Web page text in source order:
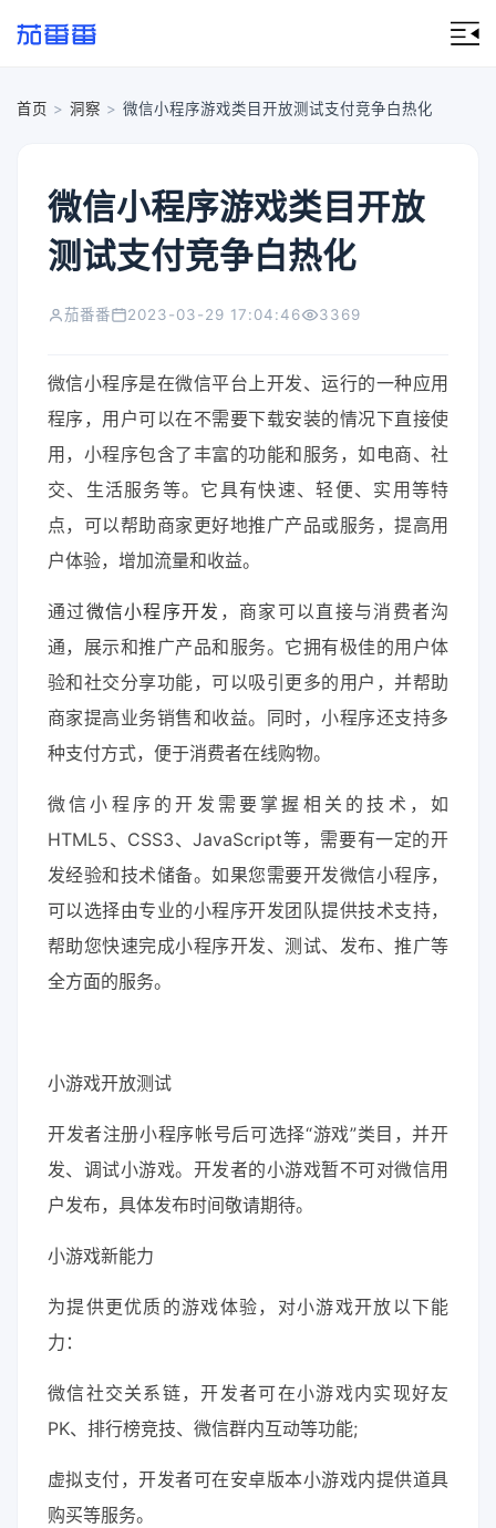
首页 > 洞察 > 微信小程序游戏类目开放测试支付竞争白热化
微信小程序游戏类目开放
测试支付竞争白热化
茄番番 2023-03-29 17:04:46 3369
微信小程序是在微信平台上开发、运行的一种应用
程序，用户可以在不需要下载安装的情况下直接使
用，小程序包含了丰富的功能和服务，如电商、社
交、生活服务等。它具有快速、轻便、实用等特
点，可以帮助商家更好地推广产品或服务，提高用
户体验，增加流量和收益。
通过微信小程序开发 ，商家可以直接与消费者沟
通，展示和推广产品和服务。它拥有极佳的用户体
验和社交分享功能，可以吸引更多的用户，并帮助
商家提高业务销售和收益。同时，小程序还支持多
种支付方式，便于消费者在线购物。
微信小程序的开发需要掌握相关的技术，如
HTML5、CSS3、JavaScript等，需要有一定的开
发经验和技术储备。如果您需要开发微信小程序，
可以选择由专业的小程序开发团队提供技术支持，
帮助您快速完成小程序开发、测试、发布、推广等
全方面的服务。
小游戏开放测试
开发者注册小程序帐号后可选择“游戏”类目，并开
发、调试小游戏。开发者的小游戏暂不可对微信用
户发布，具体发布时间敬请期待。
小游戏新能力
为提供更优质的游戏体验，对小游戏开放以下能
力：
微信社交关系链，开发者可在小游戏内实现好友
PK、排行榜竞技、微信群内互动等功能;
虚拟支付，开发者可在安卓版本小游戏内提供道具
购买等服务。